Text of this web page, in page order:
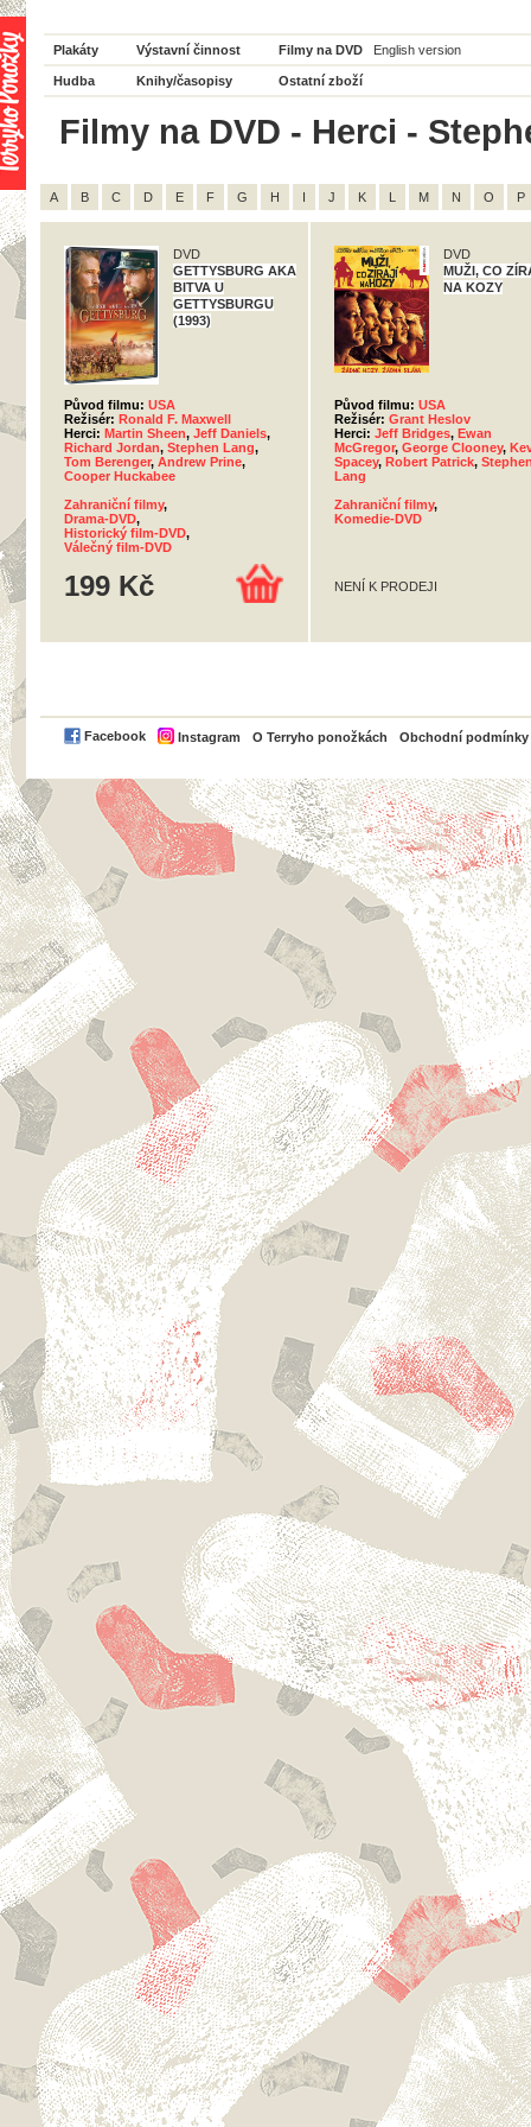
Plakáty Výstavní činnost Filmy na DVD English version
Hudba Knihy/časopisy Ostatní zboží
Filmy na DVD - Herci -
A B C D E F G H I J K L M N O P
DVD
GETTYSBURG AKA
BITVA U
GETTYSBURGU
(1993)
Původ filmu: USA
Režisér: Ronald F. Maxwell
Herci: Martin Sheen, Jeff Daniels,
Richard Jordan, Stephen Lang,
Tom Berenger, Andrew Prine,
Cooper Huckabee
Zahraniční filmy,
Drama-DVD,
Historický film-DVD,
Válečný film-DVD
199 Kč
DVD
MUŽI, CO
NA KOZY
Původ filmu: USA
Režisér: Grant Heslov
Herci: Jeff Bridges, Ewan
McGregor, George Clooney,
Spacey, Robert Patrick,
Lang
Zahraniční filmy,
Komedie-DVD
NENÍ K PRODEJI
Facebook Instagram O Terryho ponožkách Obchodní podmínky
PayPal